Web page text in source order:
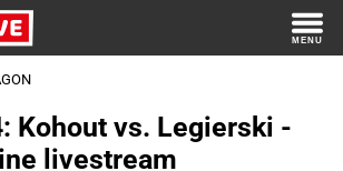
Kohout vs. Legierski -
livestream